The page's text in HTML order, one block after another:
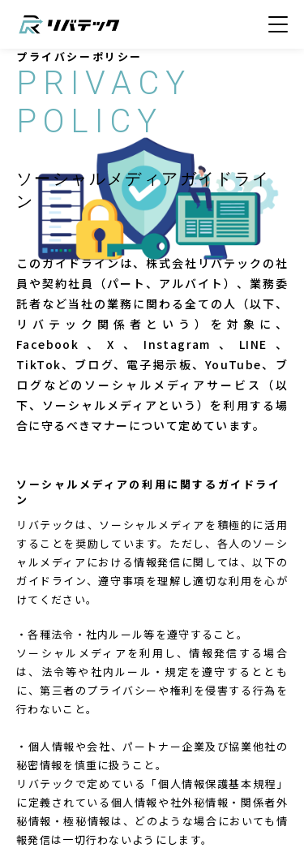
プライバシーポリシー
PRIVACY
POLICY
ソーシャルメディアガイドライ
ン
このガイドラインは、株式会社リバテックの社
員や契約社員（パート、アルバイト）、業務委
託者など当社の業務に関わる全ての人（以下、
リバテック関係者という）を対象に、
Facebook、X、Instagram、LINE、
TikTok、ブログ、電子掲示板、YouTube、ブ
ログなどのソーシャルメディアサービス（以
下、ソーシャルメディアという）を利用する場
合に守るべきマナーについて定めています。
ソーシャルメディアの利用に関するガイドライ
ン
リバテックは、ソーシャルメディアを積極的に活用
することを奨励しています。ただし、各人のソーシ
ャルメディアにおける情報発信に関しては、以下の
ガイドライン、遵守事項を理解し適切な利用を心が
けてください。
・各種法令・社内ルール等を遵守すること。
ソーシャルメディアを利用し、情報発信する場合
は、法令等や社内ルール・規定を遵守するととも
に、第三者のプライバシーや権利を侵害する行為を
行わないこと。
・個人情報や会社、パートナー企業及び協業他社の
秘密情報を慎重に扱うこと。
リバテックで定めている「個人情報保護基本規程」
に定義されている個人情報や社外秘情報・関係者外
秘情報・極秘情報は、どのような場合においても情
報発信は一切行わないようにします。